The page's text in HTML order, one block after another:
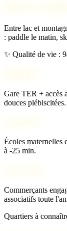
Entre lac et
: paddle le matin,
✨ Qualité de vie :
Gare TER + accès
douces plébiscitées.
Écoles maternelles
à -25 min.
Commerçants
associatifs toute
Quartiers à